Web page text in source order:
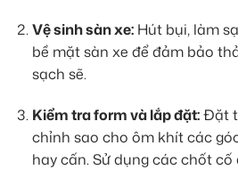
Vệ sinh sàn xe:Hút bụi, làm
bề mặt sàn xe để đảm bảo
sạch sẽ.
Kiểm tra form và lắp đặt:Đặt
chỉnh sao cho ôm khít các
hay cấn. Sử dụng các chốt